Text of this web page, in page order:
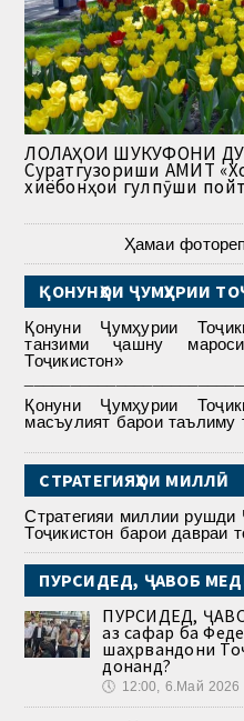
ЛОЛАҲОИ ШУКУФОНИ
Суратгузориши АМИТ
хиёбонҳои гулпӯши
Ҳамаи
ҚОНУНҲОИ ҶУМҲУРИИ
Қонуни Ҷумҳурии
танзими ҷашну
Тоҷикистон»
Қонуни Ҷумҳурии
масъулият барои таълиму
СТРАТЕГИЯҲОИ МИЛЛӢ
Стратегияи миллии рушди
Тоҷикистон барои давраи
ПУРСИДЕД, ҶАВОБ
ПУРСИДЕД,
аз сафар ба
шаҳрвандони
донанд?
🕔 12:00, 6.Май 2026